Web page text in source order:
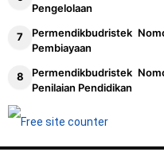
Pengelolaan
Permendikbudristek
Pembiayaan
Permendikbudristek
Penilaian Pendidikan